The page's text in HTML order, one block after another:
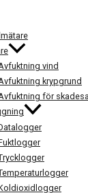
vind
krypgrund
för